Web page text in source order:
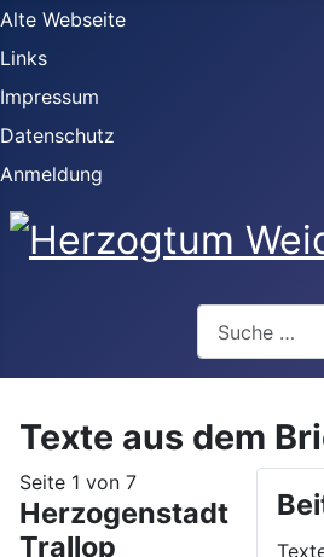
Alte Webseite
Links
Impressum
Datenschutz
Anmeldung
Texte aus dem
Seite 1 von 7
Herzogenstadt
Trallop